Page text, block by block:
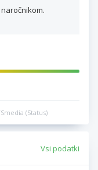
(Status)
Vsi podatki